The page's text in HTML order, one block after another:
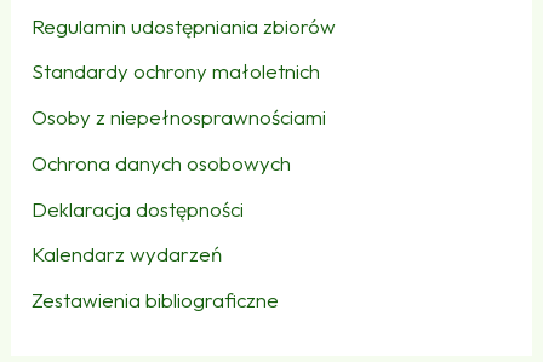
Regulamin udostępniania zbiorów
Standardy ochrony małoletnich
Osoby z niepełnosprawnościami
Ochrona danych osobowych
Deklaracja dostępności
Kalendarz wydarzeń
Zestawienia bibliograficzne